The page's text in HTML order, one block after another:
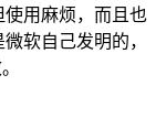
用麻烦，而且也
软自己发明的，